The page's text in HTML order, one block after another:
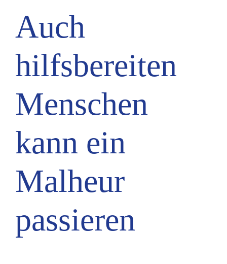
Auch
hilfsbereiten
Menschen
kann ein
Malheur
passieren